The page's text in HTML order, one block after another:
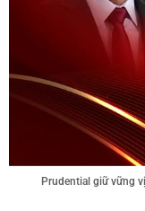
Prudential giữ vững